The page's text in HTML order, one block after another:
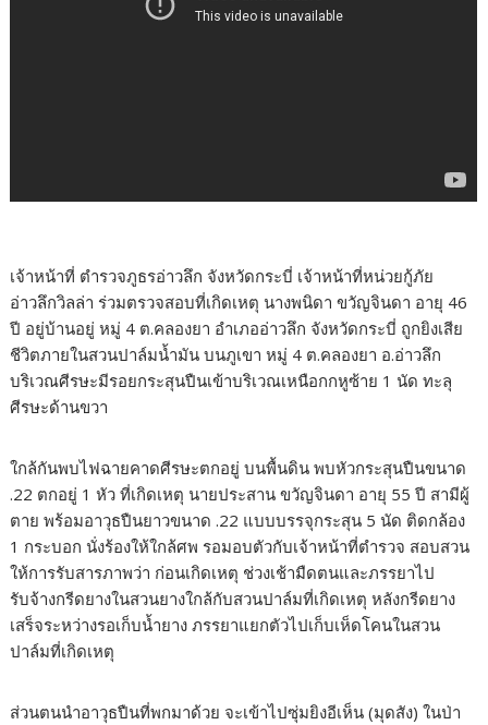
เจ้าหน้าที่ ตำรวจภูธรอ่าวลึก จังหวัดกระบี่ เจ้าหน้าที่หน่วยกู้ภัย
อ่าวลึกวิลล่า ร่วมตรวจสอบที่เกิดเหตุ นางพนิดา ขวัญจินดา อายุ 46
ปี อยู่บ้านอยู่ หมู่ 4 ต.คลองยา อำเภออ่าวลึก จังหวัดกระบี่ ถูกยิงเสีย
ชีวิตภายในสวนปาล์มน้ำมัน บนภูเขา หมู่ 4 ต.คลองยา อ.อ่าวลึก
บริเวณศีรษะมีรอยกระสุนปืนเข้าบริเวณเหนือกกหูซ้าย 1 นัด ทะลุ
ศีรษะด้านขวา
ใกล้กันพบไฟฉายคาดศีรษะตกอยู่ บนพื้นดิน พบหัวกระสุนปืนขนาด
.22 ตกอยู่ 1 หัว ที่เกิดเหตุ นายประสาน ขวัญจินดา อายุ 55 ปี สามีผู้
ตาย พร้อมอาวุธปืนยาวขนาด .22 แบบบรรจุกระสุน 5 นัด ติดกล้อง
1 กระบอก นั่งร้องให้ใกล้ศพ รอมอบตัวกับเจ้าหน้าที่ตำรวจ สอบสวน
ให้การรับสารภาพว่า ก่อนเกิดเหตุ ช่วงเช้ามืดตนและภรรยาไป
รับจ้างกรีดยางในสวนยางใกล้กับสวนปาล์มที่เกิดเหตุ หลังกรีดยาง
เสร็จระหว่างรอเก็บน้ำยาง ภรรยาแยกตัวไปเก็บเห็ดโคนในสวน
ปาล์มที่เกิดเหตุ
ส่วนตนนำอาวุธปืนที่พกมาด้วย จะเข้าไปซุ่มยิงอีเห็น (มุดสัง) ในป่า